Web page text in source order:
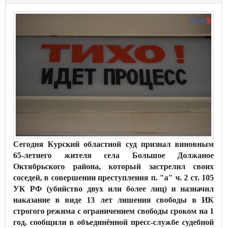
Сегодня Курский областной суд признал виновным
65-летнего жителя села Большое Должаное
Октябрьского района, который застрелил своих
соседей, в совершении преступления п. "а" ч. 2 ст. 105
УК РФ (убийство двух или более лиц) и назначил
наказание в виде 13 лет лишения свободы в ИК
строгого режима с ограничением свободы сроком на 1
год, сообщили в объединённой пресс-службе судебной